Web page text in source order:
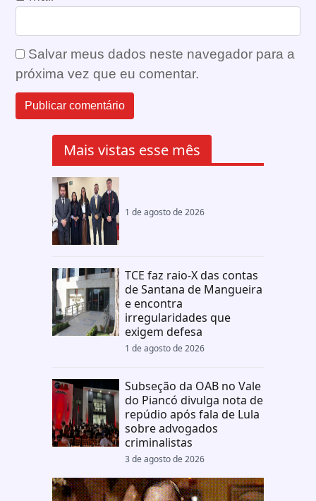
Salvar meus dados neste navegador para a
próxima vez que eu comentar.
Mais vistas esse mês
1 de agosto de 2026
TCE faz raio-X das contas
de Santana de Mangueira
e encontra
irregularidades que
exigem defesa
1 de agosto de 2026
Subseção da OAB no Vale
do Piancó divulga nota de
repúdio após fala de Lula
sobre advogados
criminalistas
3 de agosto de 2026